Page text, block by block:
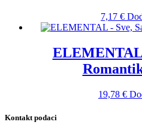
7,17 €
ELEMENTAL
19,78 €
Kontakt podaci